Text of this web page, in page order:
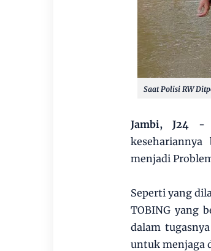
Saat Polisi RW
Jambi, J24-
menjadi
Seperti yang
TOBING yang
dalam
untuk menjaga